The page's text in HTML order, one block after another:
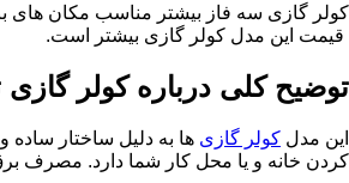
کولر گازی سه فاز بیشتر مناسب مکان های
قیمت این مدل کولر گازی بیشتر است.
توضیح کلی درباره کولر گازی
این مدل کولر گازی ها به دلیل ساختار
کردن خانه و یا محل کار شما دارد. مصرف